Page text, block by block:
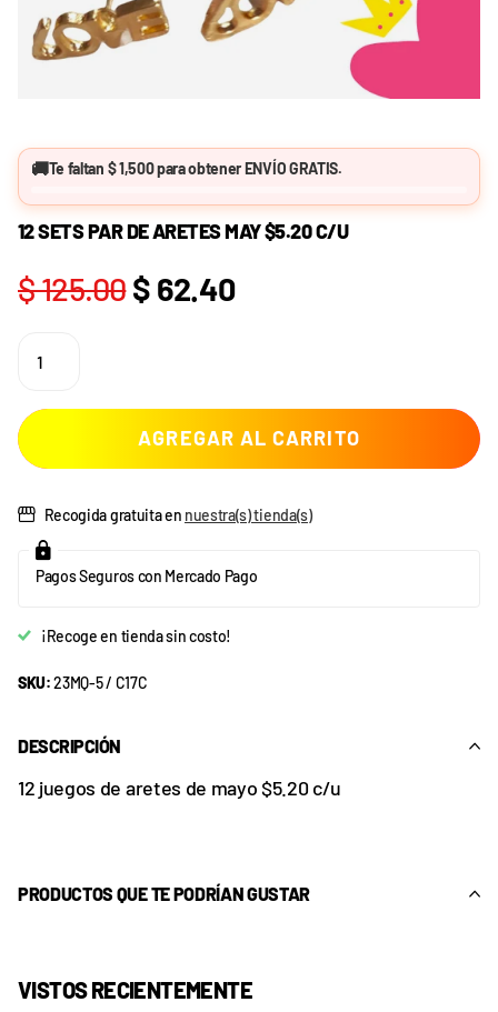
🚚Te faltan $ 1,500para obtenerENVÍO GRATIS.
12 SETS PAR DE ARETES MAY $5.20 C/U
$ 125.00$ 62.40
AGREGAR AL CARRITO
Recogida gratuita en nuestra(s) tienda(s)
Pagos Seguros con Mercado Pago
¡Recoge en tienda sin costo!
SKU:23MQ-5 / C17C
DESCRIPCIÓN
12 juegos de aretes de mayo $5.20 c/u
PRODUCTOS QUE TE PODRÍAN GUSTAR
VISTOS RECIENTEMENTE